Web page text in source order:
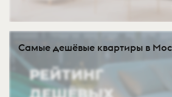
Самые дешёвые квартиры в